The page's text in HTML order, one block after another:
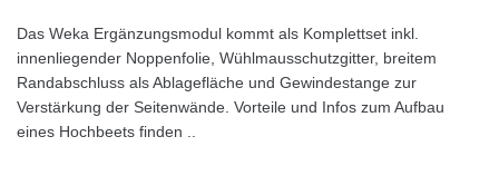
Das Weka Ergänzungsmodul kommt als Komplettset inkl.
innenliegender Noppenfolie, Wühlmausschutzgitter, breitem
Randabschluss als Ablagefläche und Gewindestange zur
Verstärkung der Seitenwände. Vorteile und Infos zum Aufbau
eines Hochbeets finden ..